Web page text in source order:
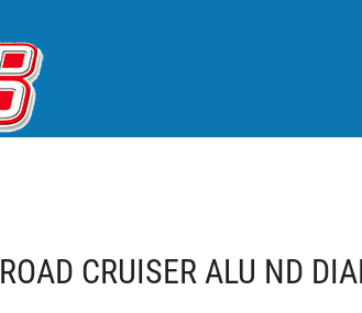
ROAD CRUISER ALU ND